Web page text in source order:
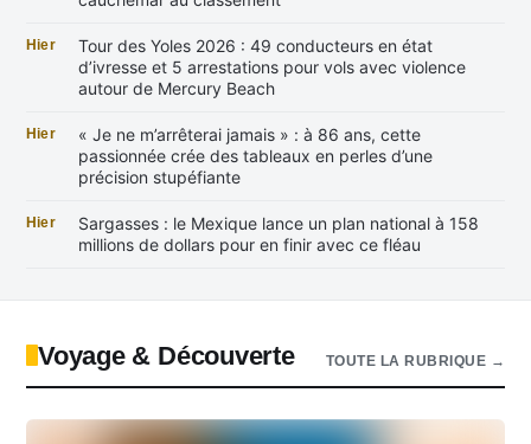
Hier
Tour des Yoles 2026 : 49 conducteurs en état
d’ivresse et 5 arrestations pour vols avec violence
autour de Mercury Beach
Hier
« Je ne m’arrêterai jamais » : à 86 ans, cette
passionnée crée des tableaux en perles d’une
précision stupéfiante
Hier
Sargasses : le Mexique lance un plan national à 158
millions de dollars pour en finir avec ce fléau
Voyage & Découverte TOUTE LA RUBRIQUE →